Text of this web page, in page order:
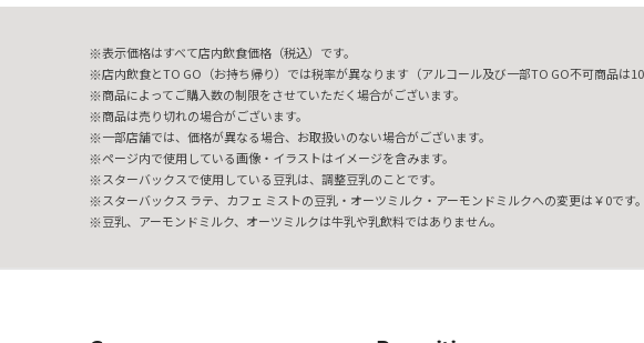
表示価格はすべて店内飲食価格（税込）です。
店内飲食とTO GO（お持ち帰り）では税率が異なります（アルコール及び一部TO GO不可商品は
商品によってご購入数の制限をさせていただく場合がございます。
商品は売り切れの場合がございます。
一部店舗では、価格が異なる場合、お取扱いのない場合がございます。
ページ内で使用している画像・イラストはイメージを含みます。
スターバックスで使用している豆乳は、調整豆乳のことです。
スターバックス ラテ、カフェ ミストの豆乳・オーツミルク・アーモンドミルクへの変更は￥0です。
豆乳、アーモンドミルク、オーツミルクは牛乳や乳飲料ではありません。